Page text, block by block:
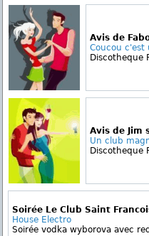
Avis de
Coucou c'est
Discotheque
Avis de Jim
Un club
Discotheque
Soirée Le Club Saint
House Electro
Soirée vodka wyborova avec